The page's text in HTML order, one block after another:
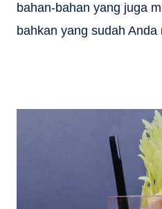
bahan-bahan yang juga
bahkan yang sudah Anda